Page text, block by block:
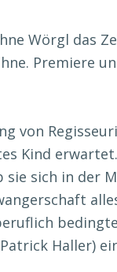
Wörgl das
Premiere
von
Kind
sich in der
Haller)